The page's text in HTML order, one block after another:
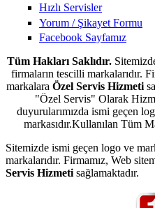
Hızlı Servisler
Yorum / Şikayet Formu
Facebook Sayfamız
Tüm Hakları Saklıdır.
firmaların tescilli markalarıdır.
markalara Özel Servis Hizmeti
"Özel Servis" Olarak
duyurularımızda ismi geçen
markasıdır.Kullanılan Tüm
Sitemizde ismi geçen logo ve
markalarıdır. Firmamız, Web
Servis Hizmeti sağlamaktadır.